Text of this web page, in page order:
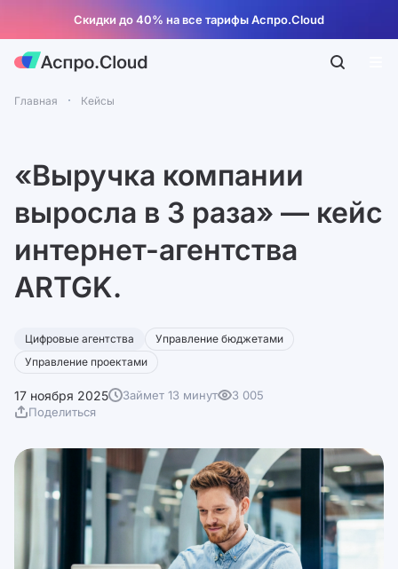
Скидки до 40% на все тарифы Аспро.Cloud
Главная Кейсы
«Выручка компании
выросла в 3 раза» — кейс
интернет-агентства
ARTGK.
Цифровые агентства
Управление бюджетами
Управление проектами
17 ноября 2025 Займет 13 минут
3 005
Поделиться